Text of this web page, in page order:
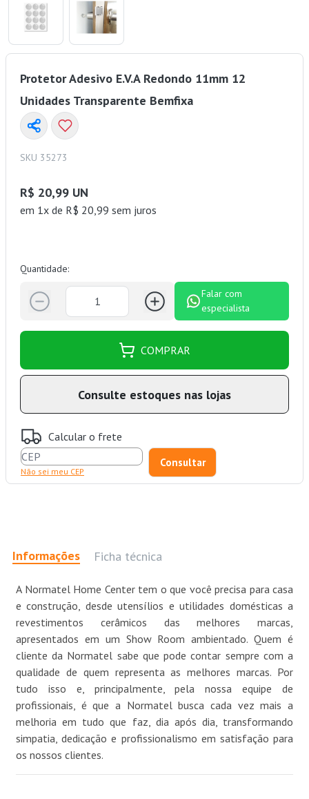
Protetor Adesivo E.V.A Redondo 11mm 12
Unidades Transparente Bemfixa
SKU 35273
R$ 20,99 UN
em 1x de R$ 20,99 sem juros
Quantidade:
Falar com
especialista
COMPRAR
Consulte estoques nas lojas
Calcular o frete
Não sei meu CEP
Informações Ficha técnica
A Normatel Home Center tem o que você precisa para casa
e construção, desde utensílios e utilidades domésticas a
revestimentos cerâmicos das melhores marcas,
apresentados em um Show Room ambientado. Quem é
cliente da Normatel sabe que pode contar sempre com a
qualidade de quem representa as melhores marcas. Por
tudo isso e, principalmente, pela nossa equipe de
profissionais, é que a Normatel busca cada vez mais a
melhoria em tudo que faz, dia após dia, transformando
simpatia, dedicação e profissionalismo em satisfação para
os nossos clientes.